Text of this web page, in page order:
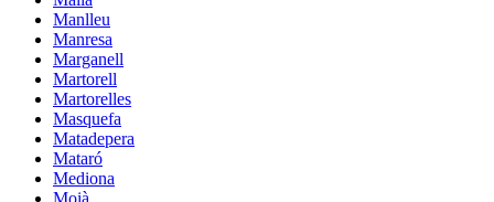
Manlleu
Manresa
Marganell
Martorell
Martorelles
Masquefa
Matadepera
Mataró
Mediona
Moià